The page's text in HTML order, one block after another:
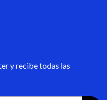
y recibe todas las